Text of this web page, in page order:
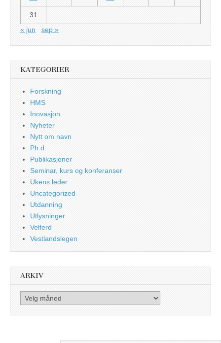
31
« jun
sep »
KATEGORIER
Forskning
HMS
Inovasjon
Nyheter
Nytt om navn
Ph.d
Publikasjoner
Seminar, kurs og konferanser
Ukens leder
Uncategorized
Utdanning
Utlysninger
Velferd
Vestlandslegen
ARKIV
Arkiv